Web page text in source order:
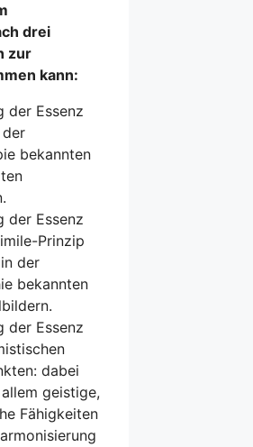
drei
zur
kann:
der Essenz
der
bekannten
der Essenz
Prinzip
der
bekannten
der Essenz
dabei
geistige,
Fähigkeiten